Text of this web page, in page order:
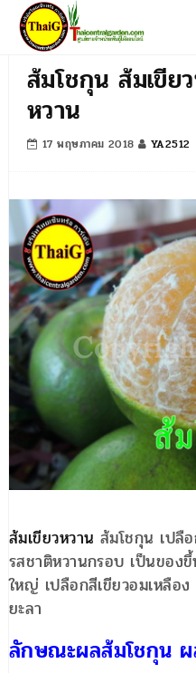
ส้มโชกุน ส้มเขีย
หวาน
17 พฤษภาคม 2018 YA2512
ส้มเขียวหวาน ส้มโชกุน เปลื
รสชาติหวานกรอบ เป็นของ
ใหญ่ เปลือกสีเขียวอมเหลือ
ยะลา
ลักษณะผลส้มโชกุน